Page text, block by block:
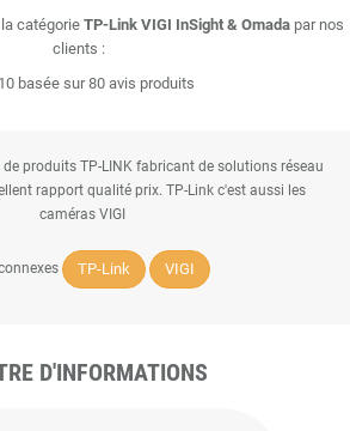
catégorie TP-Link VIGI InSight & Omada par nos
clients :
basée sur 80 avis produits
produits TP-LINK fabricant de solutions réseau
rapport qualité prix. TP-Link c'est aussi les
caméras VIGI
TP-Link VIGI
D'INFORMATIONS